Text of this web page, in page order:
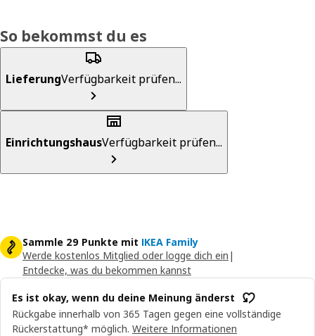
So bekommst du es
LieferungVerfügbarkeit prüfen...
EinrichtungshausVerfügbarkeit prüfen...
Sammle 29 Punkte mit IKEA Family
Werde kostenlos Mitglied oder logge dich ein |
Entdecke, was du bekommen kannst
Es ist okay, wenn du deine Meinung änderst
Rückgabe innerhalb von 365 Tagen gegen eine vollständige
Rückerstattung* möglich. Weitere Informationen